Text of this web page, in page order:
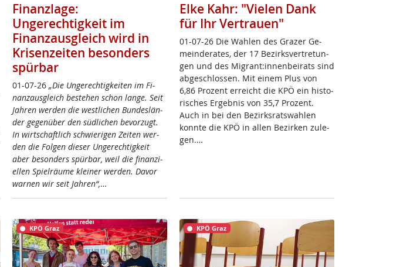
Finanzlage:
Ungerechtigkeit im
Finanzausgleich wird in
Krisenzeiten besonders
spürbar
01-07-26 „Die Un­ge­rech­tig­kei­ten im Fi­
nanz­aus­g­leich be­ste­hen schon lan­ge. Seit
Jah­ren wer­den die west­li­chen Bun­des­län­
der ge­gen­über den süd­li­chen be­vor­zugt.
In wirt­schaft­lich schwie­ri­gen Zei­ten wer­
den die Fol­gen die­ser Un­ge­rech­tig­keit
aber be­son­ders spür­bar, weil die fi­nan­zi­
el­len Spiel­räu­me klei­ner wer­den. Da­vor
war­nen wir seit Jah­ren“,…
Elke Kahr: "Vielen Dank
für Ihr Vertrauen"
01-07-26 Die Wah­len des Gra­zer Ge­
mein­de­ra­tes, der 17 Be­zirks­ver­t­re­tun­
gen und des Mi­grant:in­nen­bei­rats sind
ab­ge­sch­los­sen. Mit ei­nem Plus von
6,86 Pro­zent er­reicht die KPÖ ein his­to­
ri­sches Er­geb­nis von 35,7 Pro­zent.
Auch in bei den Be­zirks­rats­wah­len
konn­te die KPÖ in al­len Be­zir­ken zu­le­
gen.…
KPÖ Graz KPÖ Graz